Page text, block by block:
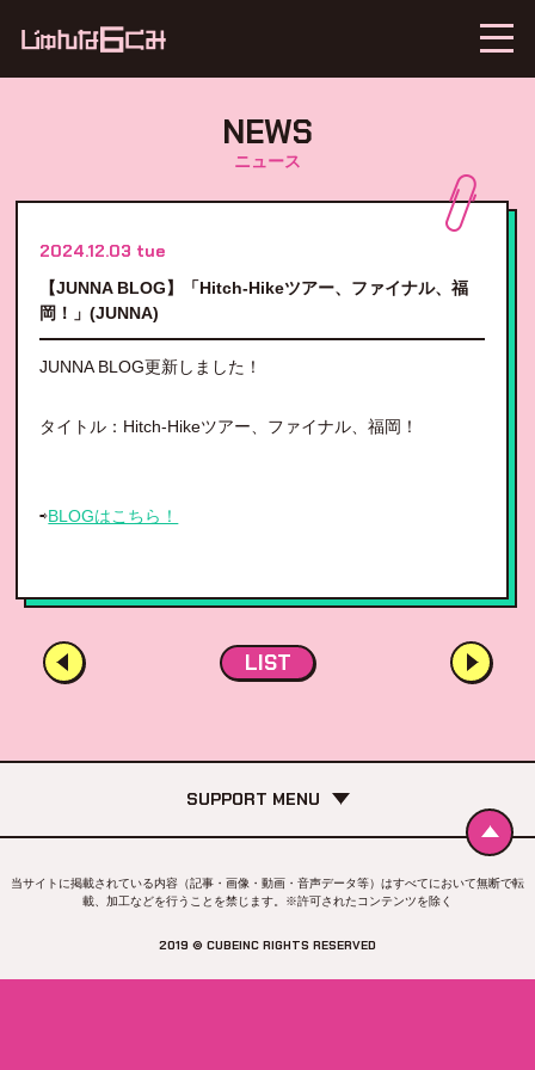
NEWS
ニュース
2024.12.03 tue
【JUNNA BLOG】「Hitch-Hikeツアー、ファイナル、福
岡！」(JUNNA)
JUNNA BLOG更新しました！
タイトル：Hitch-Hikeツアー、ファイナル、福岡！
⇨BLOGはこちら！
LIST
SUPPORT MENU
当サイトに掲載されている内容（記事・画像・動画・音声データ等）はすべてにおいて無断で転
載、加工などを行うことを禁じます。※許可されたコンテンツを除く
2019 © CUBEINC RIGHTS RESERVED